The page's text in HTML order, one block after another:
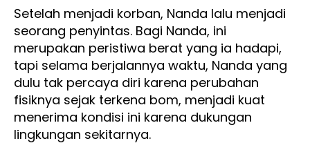
Setelah menjadi korban, Nanda lalu menjadi
seorang penyintas. Bagi Nanda, ini
merupakan peristiwa berat yang ia hadapi,
tapi selama berjalannya waktu, Nanda yang
dulu tak percaya diri karena perubahan
fisiknya sejak terkena bom, menjadi kuat
menerima kondisi ini karena dukungan
lingkungan sekitarnya.